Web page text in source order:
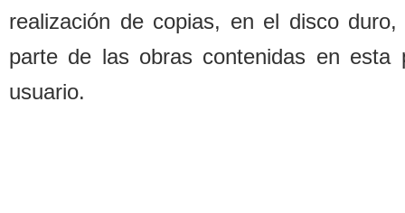
realización de copias, en el disco
parte de las obras contenidas en esta
usuario.